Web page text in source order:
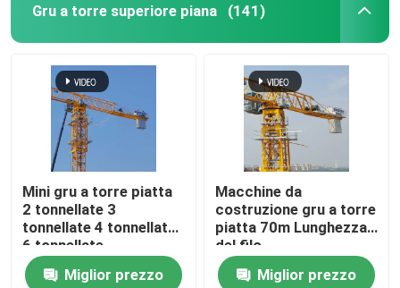
Granata da 8 tonnellate
Granata da 10 tonnellate
gru a torre da 5 tonnellate
Gru a torre superiore piana (141)
Mini gru a torre piatta
2 tonnellate 3
tonnellate 4 tonnellate
6 tonnellate
Miglior prezzo
Macchine da
costruzione gru a torre
piatta 70m Lunghezza
del filo
Miglior prezzo